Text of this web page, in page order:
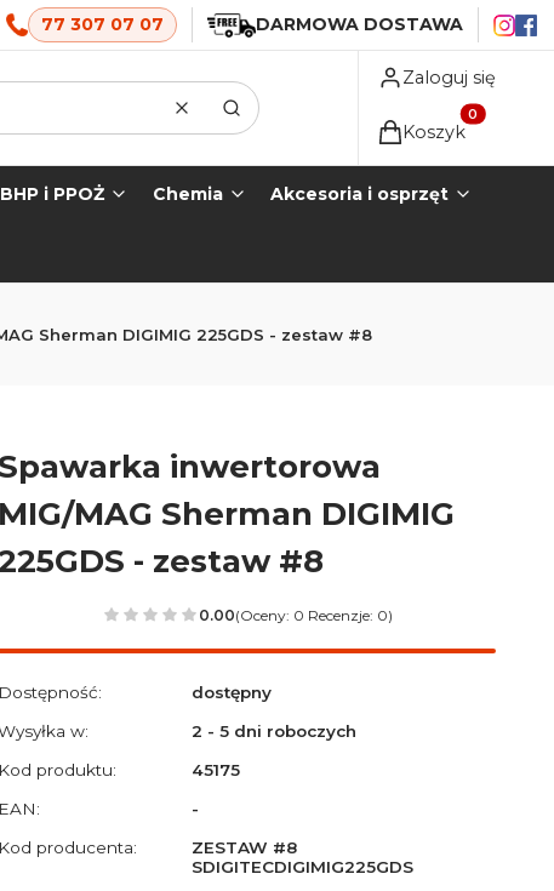
77 307 07 07 DARMOWA DOSTAWA
Wyczyść
Szukaj
Zaloguj się
Produkty w
Koszyk
BHP i PPOŻ Chemia Akcesoria i osprzęt
Sherman DIGIMIG 225GDS - zestaw #8
inwertorowa
MIG/MAG Sherman DIGIMIG
- zestaw #8
0.00(Oceny: 0 Recenzje: 0)
Dostępność:
dostępny
w:
2 - 5 dni roboczych
Kod produktu:
45175
EAN:
-
Kod producenta:
ZESTAW #8
SDIGITECDIGIMIG225GDS